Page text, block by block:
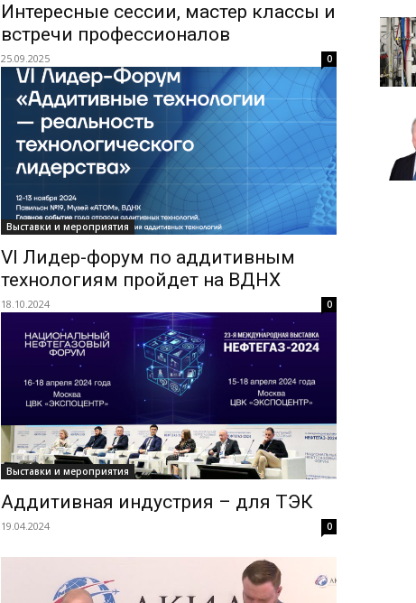
Интересные сессии, мастер классы и
встречи профессионалов
25.09.2025 0
Выставки и мероприятия
VI Лидер-форум по аддитивным
технологиям пройдет на ВДНХ
18.10.2024 0
Выставки и мероприятия
Аддитивная индустрия – для ТЭК
19.04.2024 0